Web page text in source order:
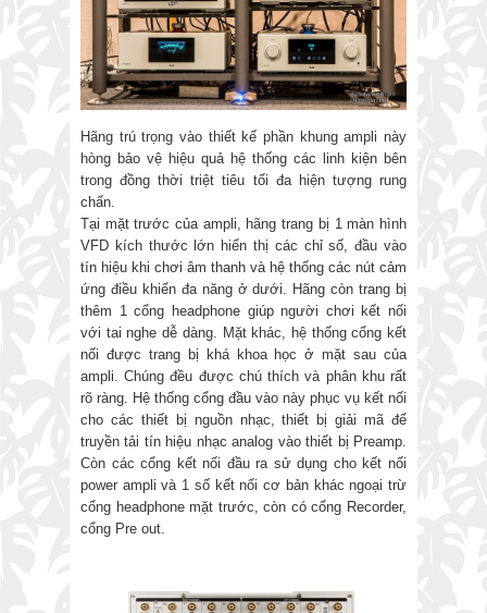
Hãng trú trọng vào thiết kế phần khung ampli này
hòng bảo vệ hiệu quả hệ thống các linh kiện bên
trong đồng thời triệt tiêu tối đa hiện tượng rung
chấn.
Tại mặt trước của ampli, hãng trang bị 1 màn hình
VFD kích thước lớn hiển thị các chỉ số, đầu vào
tín hiệu khi chơi âm thanh và hệ thống các nút cảm
ứng điều khiển đa năng ở dưới. Hãng còn trang bị
thêm 1 cổng headphone giúp người chơi kết nối
với tai nghe dễ dàng. Mặt khác, hệ thống cổng kết
nối được trang bị khá khoa học ở mặt sau của
ampli. Chúng đều được chú thích và phân khu rất
rõ ràng. Hệ thống cổng đầu vào này phục vụ kết nối
cho các thiết bị nguồn nhạc, thiết bị giải mã để
truyền tải tín hiệu nhạc analog vào thiết bị Preamp.
Còn các cổng kết nối đầu ra sử dụng cho kết nối
power ampli và 1 số kết nối cơ bản khác ngoại trừ
cổng headphone mặt trước, còn có cổng Recorder,
cổng Pre out.